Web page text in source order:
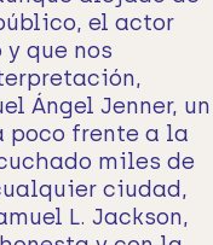
el actor
que nos
Ángel Jenner, un
poco frente a la
miles de
ciudad,
L. Jackson,